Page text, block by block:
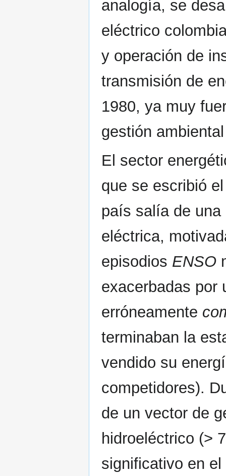
analogía, se
eléctrico
y operación de
transmisión de
1980, ya muy
gestión
El sector
que se escribió
país salía de
eléctrica,
episodios ENSO
exacerbadas por
erróneamente
terminaban la
vendido su
competidores).
de un vector de
hidroeléctrico (>
significativo en